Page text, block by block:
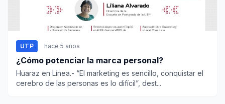
UTP hace 5 años
¿Cómo potenciar la marca personal?
Huaraz en Línea.- “El marketing es sencillo, conquistar el
cerebro de las personas es lo difícil”, dest...